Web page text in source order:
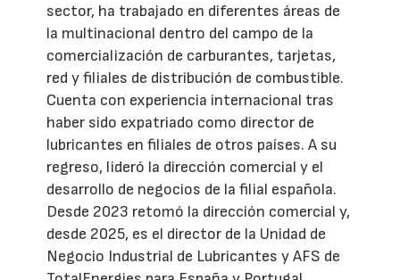
sector, ha trabajado en diferentes áreas de
la multinacional dentro del campo de la
comercialización de carburantes, tarjetas,
red y filiales de distribución de combustible.
Cuenta con experiencia internacional tras
haber sido expatriado como director de
lubricantes en filiales de otros países. A su
regreso, lideró la dirección comercial y el
desarrollo de negocios de la filial española.
Desde 2023 retomó la dirección comercial y,
desde 2025, es el director de la Unidad de
Negocio Industrial de Lubricantes y AFS de